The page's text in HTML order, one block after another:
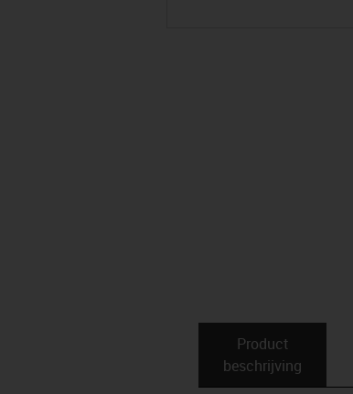
Product
beschrijving